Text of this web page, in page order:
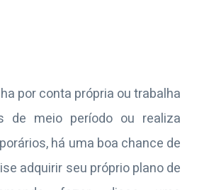
por conta própria ou trabalha
de meio período ou realiza
há uma boa chance de
adquirir seu próprio plano de